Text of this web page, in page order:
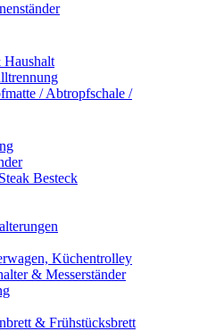
/ Abtropfschale /
Besteck
Küchentrolley
& Messerständer
& Frühstücksbrett